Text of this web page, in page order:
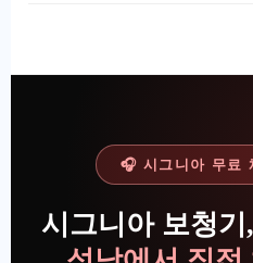
🎧 시그니아 무료
시그니아 보청기